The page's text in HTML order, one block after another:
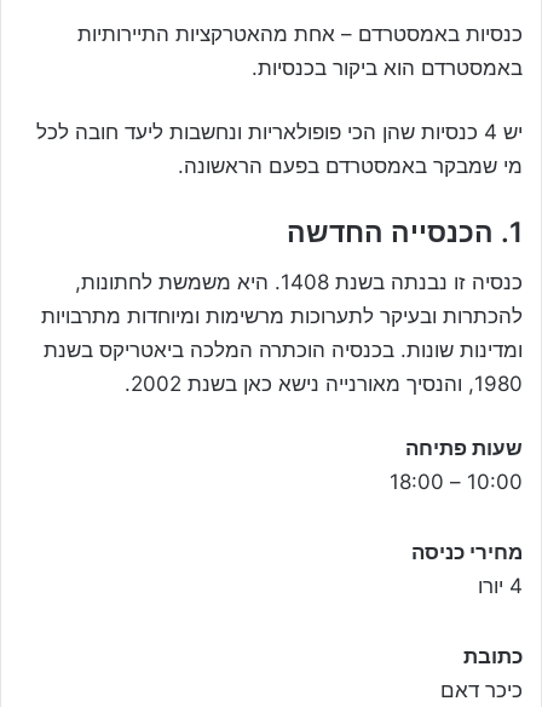
כנסיות באמסטרדם – אחת מהאטרקציות התיירותיות
באמסטרדם הוא ביקור בכנסיות.
יש 4 כנסיות שהן הכי פופולאריות ונחשבות ליעד חובה לכל
מי שמבקר באמסטרדם בפעם הראשונה.
1. הכנסייה החדשה
כנסיה זו נבנתה בשנת 1408. היא משמשת לחתונות,
להכתרות ובעיקר לתערוכות מרשימות ומיוחדות מתרבויות
ומדינות שונות. בכנסיה הוכתרה המלכה ביאטריקס בשנת
1980, והנסיך מאורנייה נישא כאן בשנת 2002.
שעות פתיחה
10:00 – 18:00
מחירי כניסה
4 יורו
כתובת
כיכר דאם